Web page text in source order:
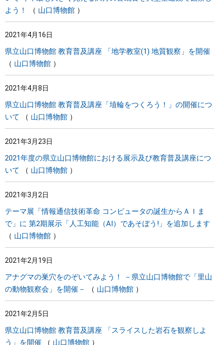
よう！
山口博物館
2021年4月16日
県立山口博物館 教育普及講座 「地学教室(1) 地質観察」を開催
山口博物館
2021年4月8日
県立山口博物館 教育普及講座「埴輪をつくろう！」の開催につ
いて
山口博物館
2021年3月23日
2021年度の県立山口博物館における展示及び教育普及講座につ
いて
山口博物館
2021年3月2日
テーマ展「情報通信技術革命 コンピュータの誕生からＡＩま
で」に 第2期展示「人工知能（AI）であそぼう!」を追加します
山口博物館
2021年2月19日
アナグマの巣穴をのぞいてみよう！ －県立山口博物館で「里山
の動物観察会」を開催－
山口博物館
2021年2月5日
県立山口博物館 教育普及講座 「スライスした岩石を観察しよ
う」を開催
山口博物館